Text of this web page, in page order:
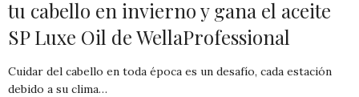
tu cabello en invierno y gana el aceite
SP Luxe Oil de WellaProfessional
Cuidar del cabello en toda época es un desafío, cada estación
debido a su clima…